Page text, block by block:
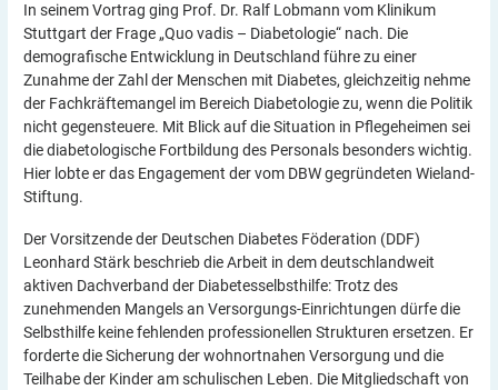
In seinem Vortrag ging Prof. Dr. Ralf Lobmann vom Klinikum
Stuttgart der Frage „Quo vadis – Diabetologie“ nach. Die
demografische Entwicklung in Deutschland führe zu einer
Zunahme der Zahl der Menschen mit Diabetes, gleichzeitig nehme
der Fachkräftemangel im Bereich Diabetologie zu, wenn die Politik
nicht gegensteuere. Mit Blick auf die Situation in Pflegeheimen sei
die diabetologische Fortbildung des Personals besonders wichtig.
Hier lobte er das Engagement der vom DBW gegründeten Wieland-
Stiftung.
Der Vorsitzende der Deutschen Diabetes Föderation (DDF)
Leonhard Stärk beschrieb die Arbeit in dem deutschlandweit
aktiven Dachverband der Diabetesselbsthilfe: Trotz des
zunehmenden Mangels an Versorgungs-Einrichtungen dürfe die
Selbsthilfe keine fehlenden professionellen Strukturen ersetzen. Er
forderte die Sicherung der wohnortnahen Versorgung und die
Teilhabe der Kinder am schulischen Leben. Die Mitgliedschaft von